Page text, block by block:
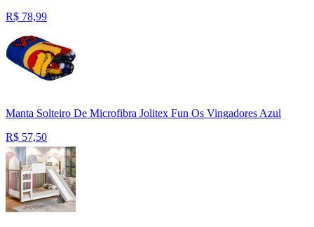
R$ 78,99
Manta Solteiro De Microfibra Jolitex Fun Os Vingadores Azul
R$ 57,50